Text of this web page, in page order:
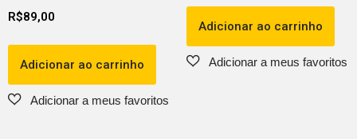
R$89,00
Adicionar ao carrinho
Adicionar ao carrinho